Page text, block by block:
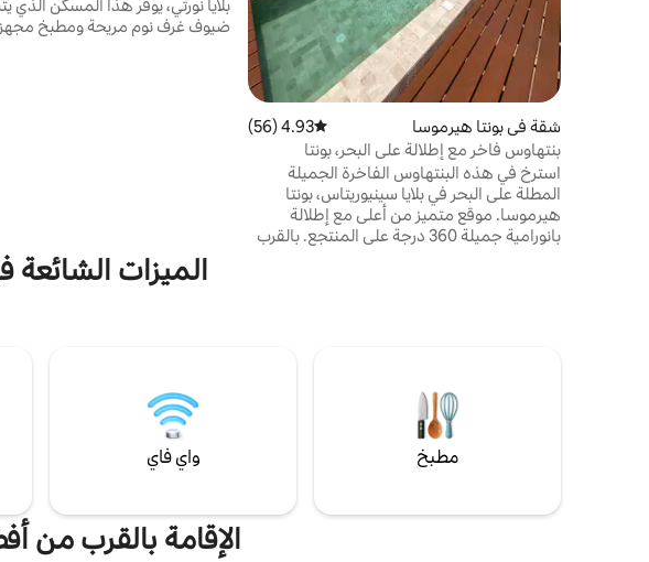
شقة في بونتا هيرموسا متوسط التقييم 4.93 من 5، 56 مراجعات
4.93 (56)
بنتهاوس فاخر مع إطلالة على البحر، بونتا
هيرموسا
استرخ في هذه البنتهاوس الفاخرة الجميلة
المطلة على البحر في بلايا سينيوريتاس، بونتا
هيرموسا. موقع متميز من أعلى مع إطلالة
بانورامية جميلة 360 درجة على المنتجع. بالقرب
ضيوف غرف نوم مريحة ومطبخ مجهز
الميزات الشائعة
مطبخ واي فاي
الإقامة بالقرب من